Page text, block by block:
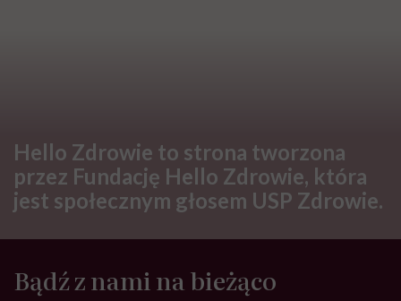
Hello Zdrowie to strona tworzona
przez Fundację Hello Zdrowie, która
jest społecznym głosem USP Zdrowie.
Bądź z nami na bieżąco